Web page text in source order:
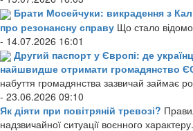
Брати Мосейчуки: викрадення з
про резонансну справу Що стало
- 14.07.2026 16:01
Другий паспорт у Європі: де
найшвидше отримати громадянство
набуття громадянства зазвичай займає
- 23.06.2026 09:10
Як діяти при повітряній тревозі?
надзвичайної ситуації воєнного характеру.